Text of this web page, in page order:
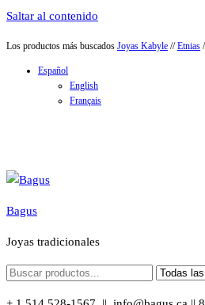
Saltar al contenido
Los productos más buscados Joyas Kabyle //Etnias
Español
English
Français
Bagus
Joyas tradicionales